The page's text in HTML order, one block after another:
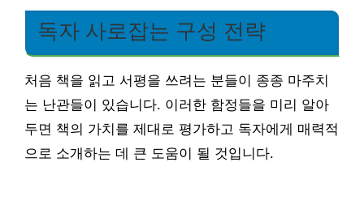
독자 사로잡는 구성 전략
처음 책을 읽고 서평을 쓰려는 분들이 종종 마주치
는 난관들이 있습니다. 이러한 함정들을 미리 알아
두면 책의 가치를 제대로 평가하고 독자에게 매력적
으로 소개하는 데 큰 도움이 될 것입니다.